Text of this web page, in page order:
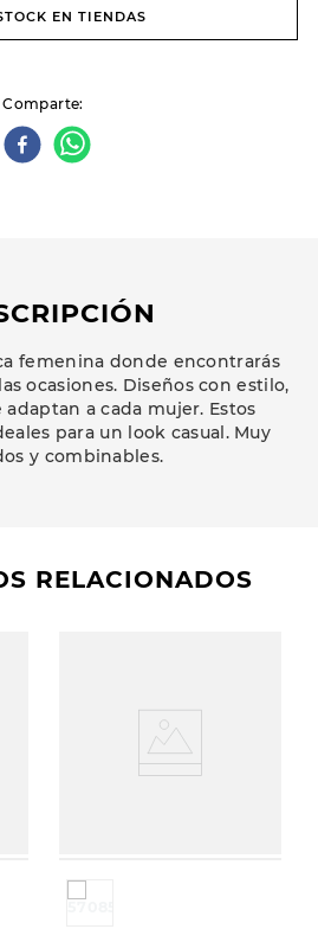
EN TIENDAS
Comparte
femenina donde encontrarás
ocasiones. Diseños con estilo,
a cada mujer. Estos
para un look casual. Muy
y combinables.
RELACIONADOS